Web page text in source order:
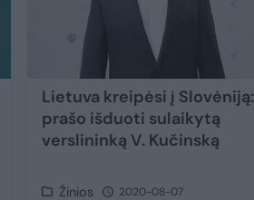
Lietuva kreipėsi į Slovėniją:
prašo išduoti sulaikytą
verslininką V. Kučinską
Žinios 2020-08-07